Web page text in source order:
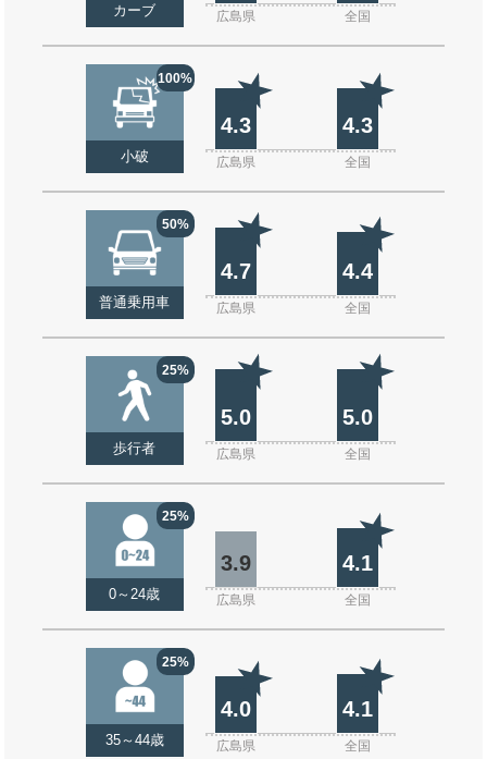
カーブ 広島県 全国
100%
小破
4.3 4.3
広島県 全国
50%
普通乗用車
4.7 4.4
広島県 全国
25%
歩行者
5.0 5.0
広島県 全国
25%
0～24歳
3.9 4.1
広島県 全国
25%
35～44歳
4.0 4.1
広島県 全国